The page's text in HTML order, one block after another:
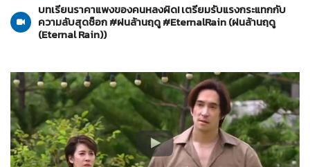
บทเรียนราคาแพงของคนหลงผิด! เตรียมรับแรงกระแทกกับ
ความลับสุดช็อก #ฝนล้านฤดู #EternalRain (ฝนล้านฤดู
(Eternal Rain))